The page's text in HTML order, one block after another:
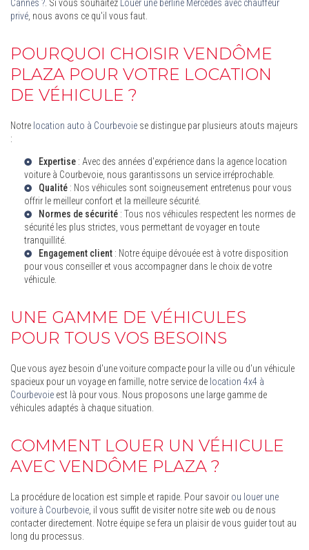
Cannes ? . Si vous souhaitez
Louer une berline Mercedes avec chauffeur
privé , nous avons ce qu'il vous faut.
POURQUOI CHOISIR VENDÔME
PLAZA POUR VOTRE LOCATION
DE VÉHICULE ?
Notre location auto à Courbevoie se distingue par plusieurs atouts majeurs
:
Expertise : Avec des années d'expérience dans la agence location
voiture à Courbevoie , nous garantissons un service irréprochable.
Qualité : Nos véhicules sont soigneusement entretenus pour vous
offrir le meilleur confort et la meilleure sécurité.
Normes de sécurité : Tous nos véhicules respectent les normes de
sécurité les plus strictes, vous permettant de voyager en toute
tranquillité.
Engagement client : Notre équipe dévouée est à votre disposition
pour vous conseiller et vous accompagner dans le choix de votre
véhicule.
UNE GAMME DE VÉHICULES
POUR TOUS VOS BESOINS
Que vous ayez besoin d'une voiture compacte pour la ville ou d'un véhicule
spacieux pour un voyage en famille, notre service de location 4x4 à
Courbevoie est là pour vous. Nous proposons une large gamme de
véhicules adaptés à chaque situation.
COMMENT LOUER UN VÉHICULE
AVEC VENDÔME PLAZA ?
La procédure de location est simple et rapide. Pour savoir ou louer une
voiture à Courbevoie , il vous suffit de visiter notre site web ou de nous
contacter directement. Notre équipe se fera un plaisir de vous guider tout au
long du processus.